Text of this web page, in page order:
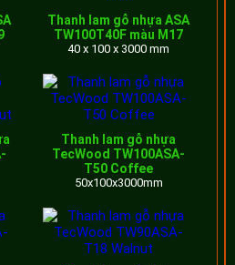
gỗ nhựa ngoài trời
Giá
Giá
187.000 675.360
Thanh lam gỗ nhựa ASA
TW100T40F màu M17
40 x 100 x 3000 mm
Thanh lam gỗ nhựa
TecWood TW100ASA-
T50 Coffee
50x100x3000mm